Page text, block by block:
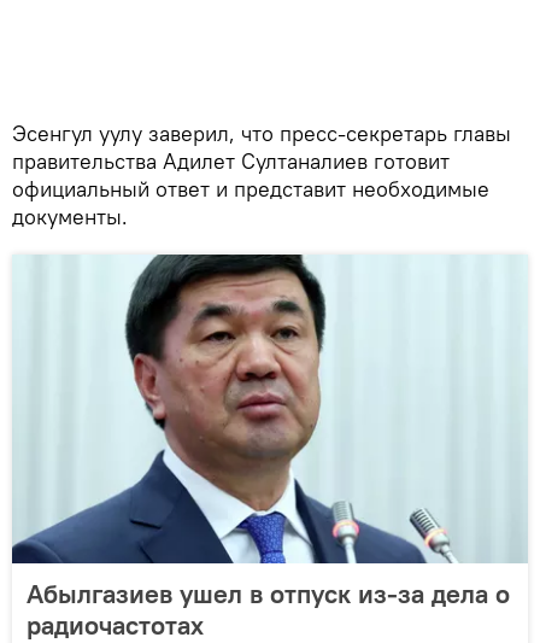
Эсенгул уулу заверил, что пресс-секретарь главы
правительства Адилет Султаналиев готовит
официальный ответ и представит необходимые
документы.
Абылгазиев ушел в отпуск из-за дела о
радиочастотах